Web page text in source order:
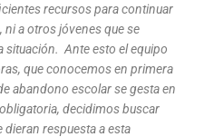
recursos para continuar
ni a otros jóvenes que se
situación. Ante esto el equipo
que conocemos en primera
abandono escolar se gesta en
decidimos buscar
dieran respuesta a esta